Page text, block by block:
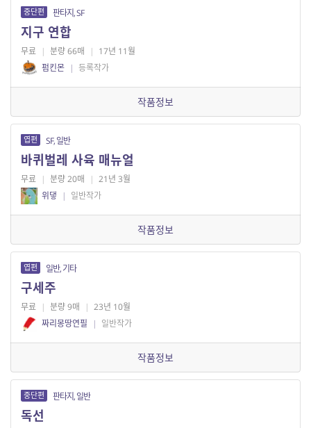
중단편 판타지, SF
지구 연합
무료 | 분량 66매 | 17년 11월
펌킨몬 | 등록작가
작품정보
엽편 SF, 일반
바퀴벌레 사육 매뉴얼
무료 | 분량 20매 | 21년 3월
위댛
| 일반작가
작품정보
엽편 일반, 기타
구세주
무료 | 분량 9매 | 23년 10월
짜리몽땅연필
| 일반작가
작품정보
중단편 판타지, 일반
독선